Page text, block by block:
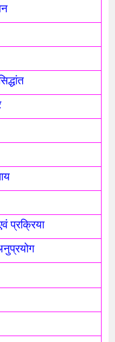
प्रक्रिया